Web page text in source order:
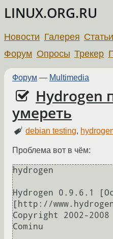
LINUX.ORG.RU
Новости Галерея Статьи
Форум Опросы Трекер
Форум — Multimedia
Hydrogen
умереть
debian testing,
Проблема вот в чём:
hydrogen
Hydrogen 0.9.6.1
[http://
Copyright 2002-2008
Cominu